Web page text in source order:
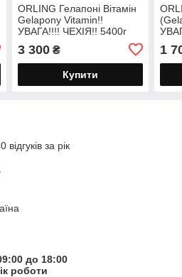
ORLING Гелапоні Вітамін
Gelapony Vitamin!!
УВАГА!!!! ЧЕХІЯ!! 5400г
3 300₴
Купити
1
за рік
до 18:00
роботи